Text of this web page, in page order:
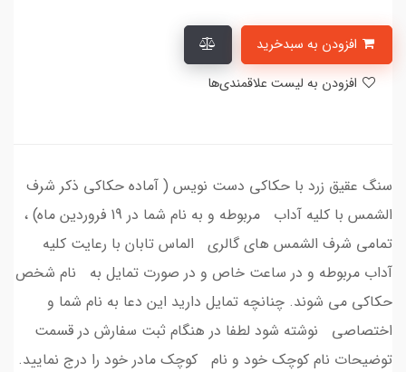
سنگ عقیق زرد با حکاکی دست نویس ( آماده حکاکی ذکر شرف
الشمس با کلیه آداب مربوطه و به نام شما در 19 فروردین ماه) ،
تمامی شرف الشمس های گالری الماس تابان با رعایت کلیه
آداب مربوطه و در ساعت خاص و در صورت تمایل به نام شخص
حکاکی می شوند. چنانچه تمایل دارید این دعا به نام شما و
اختصاصی نوشته شود لطفا در هنگام ثبت سفارش در قسمت
توضیحات نام کوچک خود و نام کوچک مادر خود را درج نمایید.